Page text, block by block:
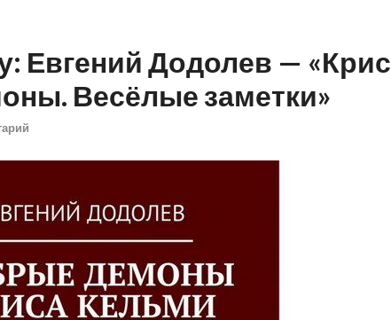
Евгений Додолев — «Крис
Весёлые заметки»